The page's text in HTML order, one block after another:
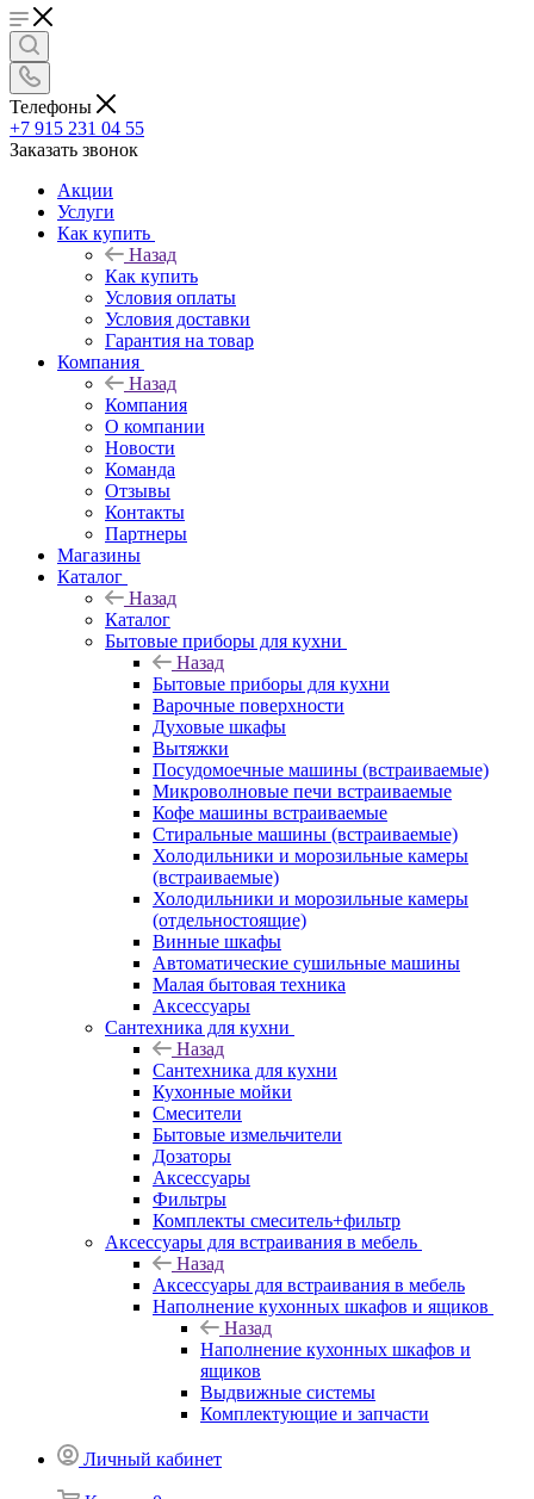
Телефоны
+7 915 231 04 55
Заказать звонок
Акции
Услуги
Как купить
Назад
Как купить
Условия оплаты
Условия доставки
Гарантия на товар
Компания
Назад
Компания
О компании
Новости
Команда
Отзывы
Контакты
Партнеры
Магазины
Каталог
Назад
Каталог
Бытовые приборы для кухни
Назад
Бытовые приборы для кухни
Варочные поверхности
Духовые шкафы
Вытяжки
Посудомоечные машины (встраиваемые)
Микроволновые печи встраиваемые
Кофе машины встраиваемые
Стиральные машины (встраиваемые)
Холодильники и морозильные камеры
(встраиваемые)
Холодильники и морозильные камеры
(отдельностоящие)
Винные шкафы
Автоматические сушильные машины
Малая бытовая техника
Аксессуары
Сантехника для кухни
Назад
Сантехника для кухни
Кухонные мойки
Смесители
Бытовые измельчители
Дозаторы
Аксессуары
Фильтры
Комплекты смеситель+фильтр
Аксессуары для встраивания в мебель
Назад
Аксессуары для встраивания в мебель
Наполнение кухонных шкафов и ящиков
Назад
Наполнение кухонных шкафов и
ящиков
Выдвижные системы
Комплектующие и запчасти
Личный кабинет